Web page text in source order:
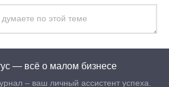
— всё о малом бизнесе
– ваш личный ассистент успеха.